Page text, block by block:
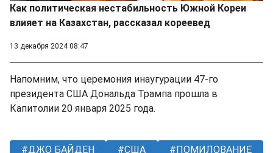
Как политическая нестабильность Южной Кореи
влияет на Казахстан, рассказал кореевед
13 декабря 2024 08:47
Напомним, что церемония инаугурации 47-го
президента США Дональда Трампа прошла в
Капитолии 20 января 2025 года.
ДЖО БАЙДЕН США ПОМИЛОВАНИЕ